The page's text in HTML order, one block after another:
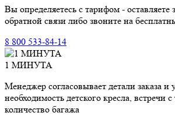
Вы определяетесь с тарифом - оставляете
обратной связи либо звоните на
8 800 533-84-14
1 МИНУТА
Менеджер согласовывает детали заказа и
необходимость детского кресла, встречи
количество багажа